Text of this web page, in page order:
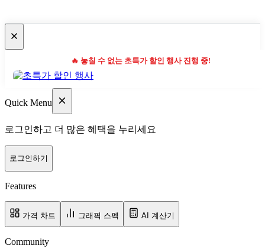
🔥 놓칠 수 없는 초특가 할인 행사 진행 중!
Quick Menu
로그인하고 더 많은 혜택을 누리세요
로그인하기
Features
가격 차트 그래픽 스펙 AI 계산기
Community